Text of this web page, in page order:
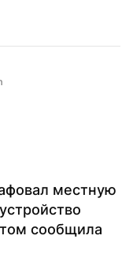
местную
сообщила